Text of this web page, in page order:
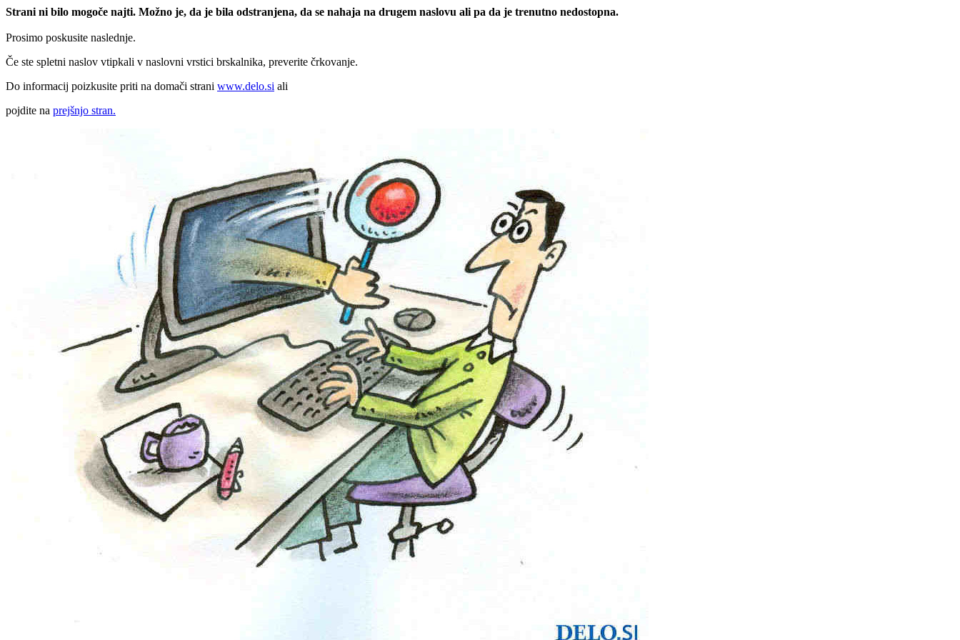
Strani ni bilo mogoče najti. Možno je, da je bila odstranjena, da se nahaja na drugem naslovu ali pa da je trenutno nedostopna.
Prosimo poskusite naslednje.
Če ste spletni naslov vtipkali v naslovni vrstici brskalnika, preverite črkovanje.
Do informacij poizkusite priti na domači strani www.delo.si ali
pojdite na prejšnjo stran.